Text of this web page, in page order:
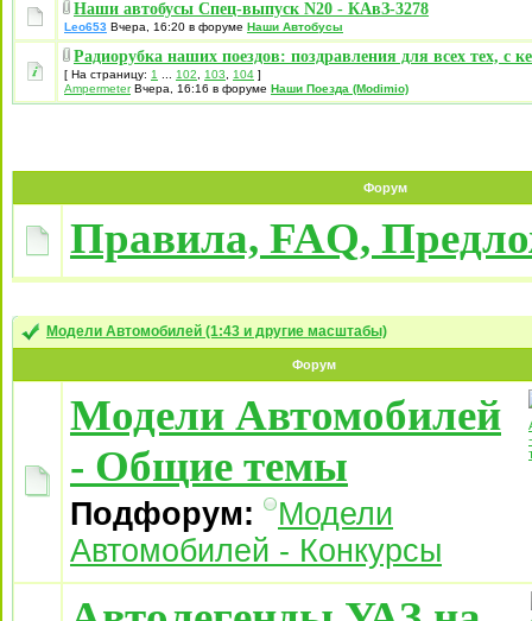
Наши автобусы Спец-выпуск N20 - КАвЗ-3278
Leo653 Вчера, 16:20 в форуме Наши Автобусы
Радиорубка наших поездов: поздравления для всех тех, с
[ На страницу: 1 102 103 104 ]
AmpermeterВчера, 16:16 в форуме Наши Поезда (Modimio)
Форум
Правила, FAQ,
Модели Автомобилей (1:43 и другие масштабы)
Форум
Модели Автомобилей
- Общие темы
Подфорум:
Модели
Автомобилей - Конкурсы